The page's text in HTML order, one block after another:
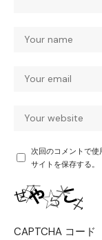
次回のコメントで使
サイトを保存する。
CAPTCHA コード